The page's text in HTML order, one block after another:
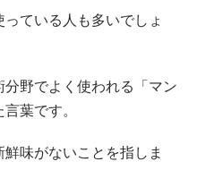
ている人も多いでしょ
野でよく使われる「マン
葉です。
味がないことを指しま